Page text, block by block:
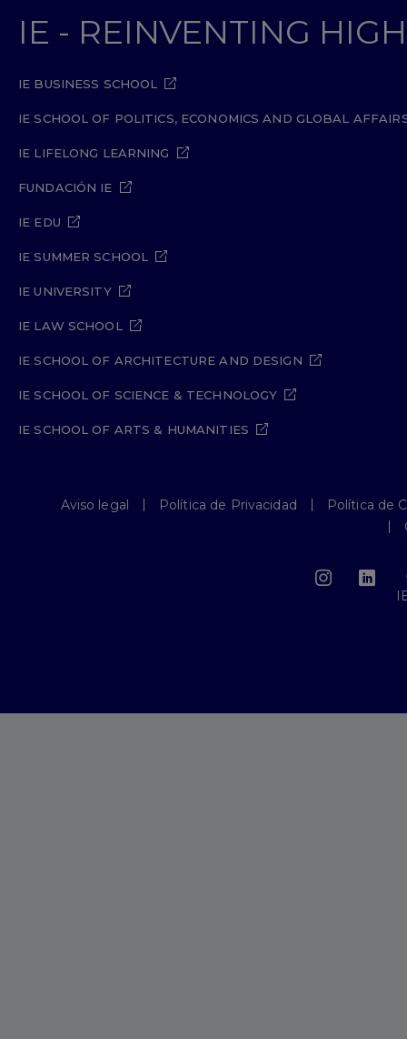
IE - REINVENTING
IE BUSINESS SCHOOL
IE SCHOOL OF POLITICS, ECONOMICS AND GLOBAL
IE LIFELONG LEARNING
FUNDACIÓN IE
IE EDU
IE SUMMER SCHOOL
IE UNIVERSITY
IE LAW SCHOOL
IE SCHOOL OF ARCHITECTURE AND DESIGN
IE SCHOOL OF SCIENCE & TECHNOLOGY
IE SCHOOL OF ARTS & HUMANITIES
Aviso legal Política de Privacidad
Política de